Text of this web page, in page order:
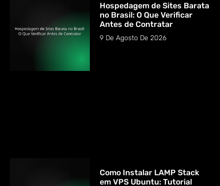
Hospedagem de Sites Barata
no Brasil: O Que Verificar
Antes de Contratar
9 De Agosto De 2026
Como Instalar LAMP Stack
em VPS Ubuntu: Tutorial